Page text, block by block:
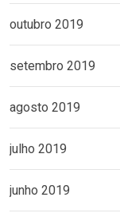
outubro 2019
setembro 2019
agosto 2019
julho 2019
junho 2019